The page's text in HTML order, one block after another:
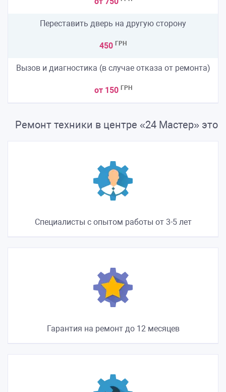
Переставить дверь на другую сторону
450 ГРН
Вызов и диагностика (в случае отказа от ремонта)
от 150 ГРН
Ремонт техники в центре «24 Мастер» это
Специалисты с опытом работы от 3-5 лет
Гарантия на ремонт до 12 месяцев